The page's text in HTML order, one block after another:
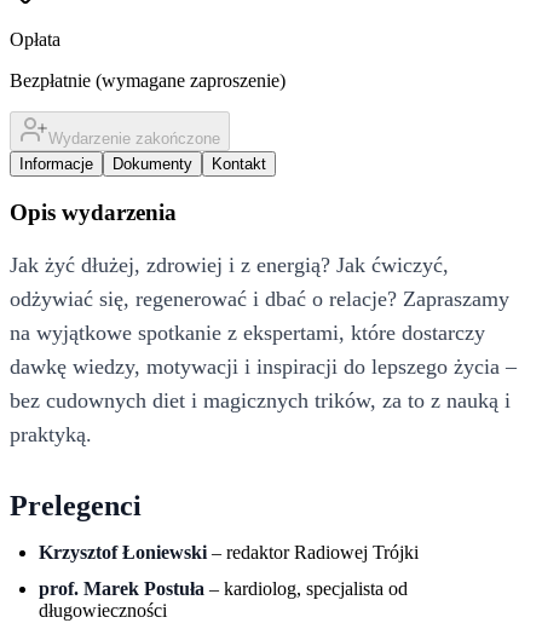
Opłata
Bezpłatnie (wymagane zaproszenie)
Wydarzenie zakończone
Informacje
Dokumenty Kontakt
Opis wydarzenia
Jak żyć dłużej, zdrowiej i z energią? Jak ćwiczyć,
odżywiać się, regenerować i dbać o relacje? Zapraszamy
na wyjątkowe spotkanie z ekspertami, które dostarczy
dawkę wiedzy, motywacji i inspiracji do lepszego życia –
bez cudownych diet i magicznych trików, za to z nauką i
praktyką.
Prelegenci
Krzysztof Łoniewski – redaktor Radiowej Trójki
prof. Marek Postuła – kardiolog, specjalista od
długowieczności